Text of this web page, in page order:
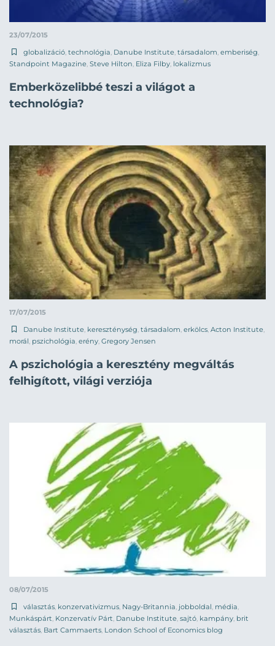
23/07/2015
globalizáció technológia Danube Institute társadalom emberiség
Standpoint Magazine Steve Hilton Eliza Filby lokalizmus
Emberközelibbé teszi a világot a
technológia?
17/07/2015
Danube Institute, kereszténység, társadalom, erkölcs, Acton Institute,
morál, pszichológia, erény, Gregory Jensen
A pszichológia a keresztény megváltás
felhigított, világi verziója
08/07/2015
választás, konzervativizmus, Nagy-Britannia, jobboldal, média,
Munkáspárt, Konzervatív Párt, Danube Institute, sajtó, kampány, brit
választás, Bart Cammaerts, London School of Economics blog